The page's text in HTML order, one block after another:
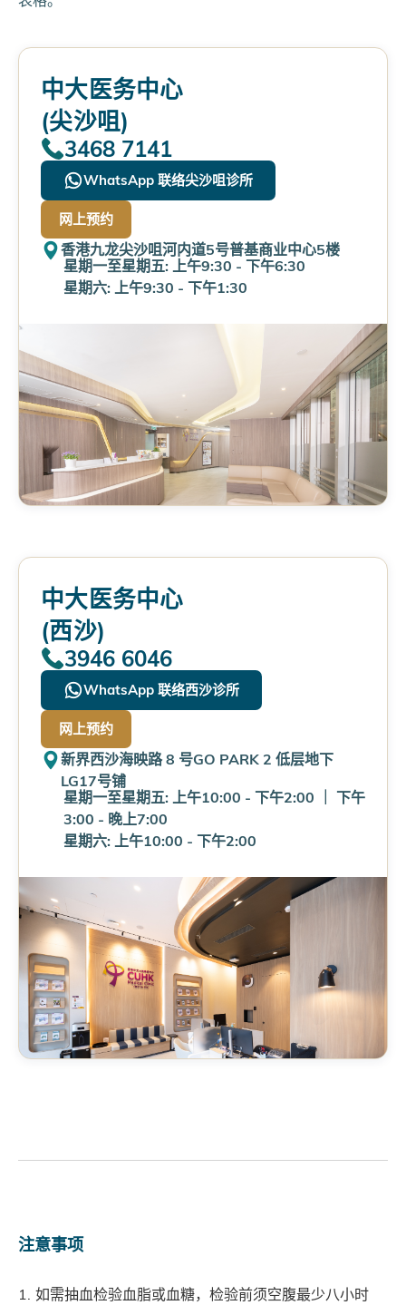
中大医务中心
(尖沙咀)
3468 7141
WhatsApp 联络尖沙咀诊所
网上预约
香港九龙尖沙咀河内道5号普基商业中心5楼
星期一至星期五: 上午9:30 - 下午6:30
星期六: 上午9:30 - 下午1:30
中大医务中心
(西沙)
3946 6046
WhatsApp 联络西沙诊所
网上预约
新界西沙海映路 8 号GO PARK 2 低层地下
LG17号铺
星期一至星期五: 上午10:00 - 下午2:00
下午
3:00 - 晚上7:00
星期六: 上午10:00 - 下午2:00
注意事项
如需抽血检验血脂或血糖，检验前须空腹最少八小时